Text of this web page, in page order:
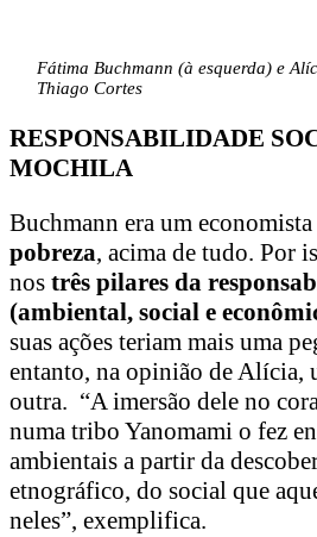
Fátima Buchmann (à esquerda) e
Thiago Cortes
RESPONSABILIDADE
MOCHILA
Buchmann era um economista
pobreza, acima de tudo. Por
nos três pilares da
(ambiental, social e
suas ações teriam mais uma
entanto, na opinião de Alícia,
outra. “A imersão dele no
numa tribo Yanomami o fez
ambientais a partir da
etnográfico, do social que
neles”, exemplifica.